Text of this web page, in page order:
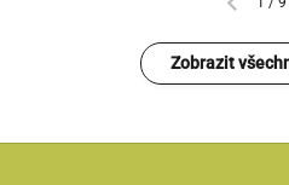
Zobrazit